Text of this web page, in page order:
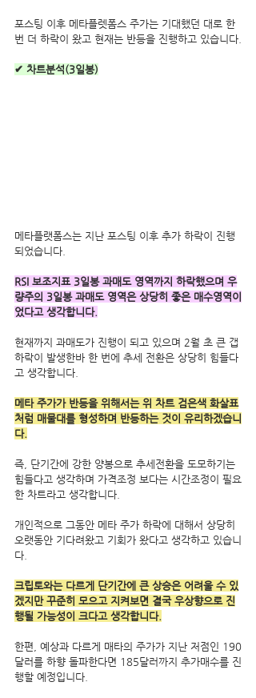
포스팅 이후 메타플렛폼스 주가는 기대했던 대로 한
번 더 하락이 왔고 현재는 반등을 진행하고 있습니다.
✔ 차트분석(3일봉)
메타플랫폼스는 지난 포스팅 이후 추가 하락이 진행
되었습니다.
RSI 보조지표 3일봉 과매도 영역까지 하락했으며 우
량주의 3일봉 과매도 영역은 상당히 좋은 매수영역이
었다고 생각합니다.
현재까지 과매도가 진행이 되고 있으며 2월 초 큰 갭
하락이 발생한바 한 번에 추세 전환은 상당히 힘들다
고 생각합니다.
메타 주가가 반등을 위해서는 위 차트 검은색 화살표
처럼 매물대를 형성하며 반등하는 것이 유리하겠습니
다.
즉, 단기간에 강한 양봉으로 추세전환을 도모하기는
힘들다고 생각하며 가격조정 보다는 시간조정이 필요
한 차트라고 생각합니다.
개인적으로 그동안 메타 주가 하락에 대해서 상당히
오랫동안 기다려왔고 기회가 왔다고 생각하고 있습니
다.
크립토와는 다르게 단기간에 큰 상승은 어려울 수 있
겠지만 꾸준히 모으고 지켜보면 결국 우상향으로 진
행될 가능성이 크다고 생각합니다.
한편, 예상과 다르게 매타의 주가가 지난 저점인 190
달러를 하향 돌파한다면 185달러까지 추가매수를 진
행할 예정입니다.